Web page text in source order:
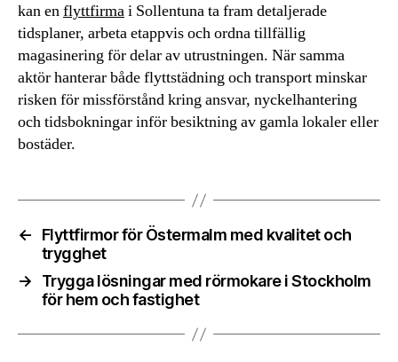
kan enflyttfirmai Sollentuna ta fram detaljerade
tidsplaner, arbeta etappvis och ordna tillfällig
magasinering för delar av utrustningen. När samma
aktör hanterar både flyttstädning och transport minskar
risken för missförstånd kring ansvar, nyckelhantering
och tidsbokningar inför besiktning av gamla lokaler eller
bostäder.
←
Flyttfirmor för Östermalm med kvalitet och
trygghet
→
Trygga lösningar med rörmokare i Stockholm
för hem och fastighet